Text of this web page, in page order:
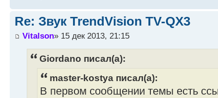
Re: Звук TrendVision TV-QX3
Vitalson» 15 дек 2013, 21:15
Giordano писал(а):
master-kostya писал(а):
В первом сообщении темы есть